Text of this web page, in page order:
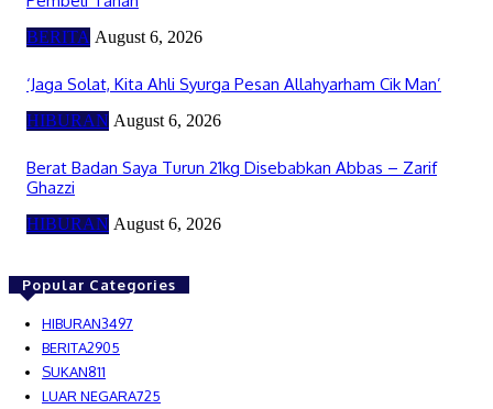
BERITA August 6, 2026
‘Jaga Solat, Kita Ahli Syurga Pesan Allahyarham Cik Man’
HIBURAN August 6, 2026
Berat Badan Saya Turun 21kg Disebabkan Abbas – Zarif
Ghazzi
HIBURAN August 6, 2026
Popular Categories
HIBURAN3497
BERITA2905
SUKAN811
LUAR NEGARA725